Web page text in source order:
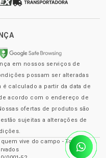
em nossos serviços de
possam ser alteradas
é calculado a partir da data de
acordo com o endereço de
ofertas de produtos são
sujeitas a alterações de
vive do campo - Todos os